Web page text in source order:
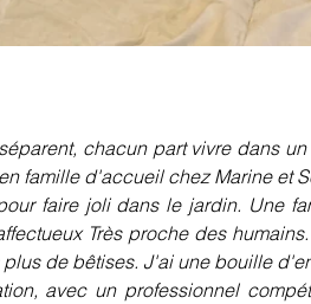
chacun part vivre dans
famille d'accueil chez Marine et
faire joli dans le jardin. Une
Très proche des
de bêtises. J'ai une bouille
avec un professionnel